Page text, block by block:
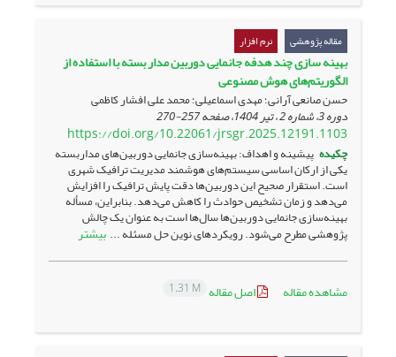
مقاله پژوهشی نرم افزار
بهینه سازی چند هدفه جانمایی دوربین مدار بسته با استفاده از
الگوریتم‌های هوش مصنوعی
حسن صانعی آرانی؛ مهدی اسماعیلی؛ محمد علی افشار کاظمی
دوره 3، شماره 2 ، تیر 1404، صفحه 257-270
https://doi.org/10.22061/jrsgr.2025.12191.1103
چکیده پیشینه و اهداف: بهینه‌سازی جانمایی دوربین‌های مداربسته
یکی از ارکان اساسی سیستم‌های هوشمند مدیریت ترافیک شهری
است. استقرار صحیح این دوربین‌ها دقت پایش ترافیک را افزایش
می‌دهد و زمان تشخیص حوادث را کاهش می‌دهد. بنابراین، مسأله
بهینه‌سازی جانمایی دوربین‌ها سال‌ها است به عنوان یک چالش
پژوهشی مطرح می‌شود. رویکردهای نوین حل مسئله ... بیشتر
مشاهده مقاله اصل مقاله 1.31 M